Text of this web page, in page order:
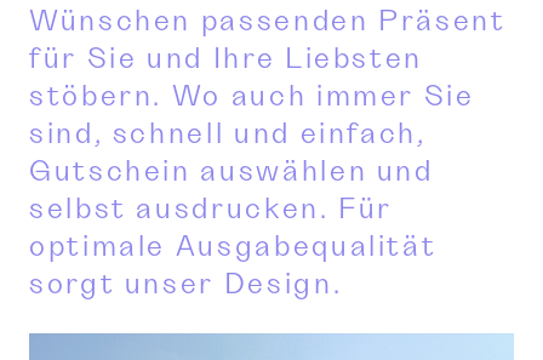
Wünschen passenden Präsent
für Sie und Ihre Liebsten
stöbern. Wo auch immer Sie
sind, schnell und einfach,
Gutschein auswählen und
selbst ausdrucken. Für
optimale Ausgabequalität
sorgt unser Design.